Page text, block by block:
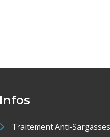
Infos
Traitement Anti-Sargasses